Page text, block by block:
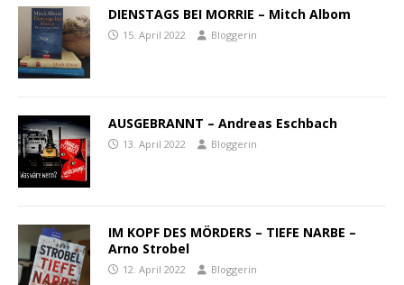
DIENSTAGS BEI MORRIE – Mitch Albom
15. April 2022 Bloggerin
AUSGEBRANNT – Andreas Eschbach
13. April 2022 Bloggerin
IM KOPF DES MÖRDERS – TIEFE NARBE –
Arno Strobel
12. April 2022 Bloggerin